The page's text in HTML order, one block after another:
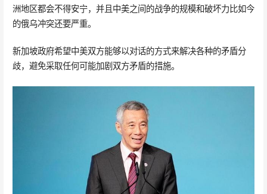
洲地区都会不得安宁，并且中美之间的战争的规模和破坏力比如今
的俄乌冲突还要严重。
新加坡政府希望中美双方能够以对话的方式来解决各种的矛盾分
歧，避免采取任何可能加剧双方矛盾的措施。